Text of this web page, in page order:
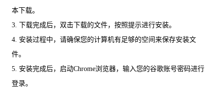
本下载。
3. 下载完成后，双击下载的文件，按照提示进行安装。
4. 安装过程中，请确保您的计算机有足够的空间来保存安装文
件。
5. 安装完成后，启动Chrome浏览器，输入您的谷歌账号密码进行
登录。